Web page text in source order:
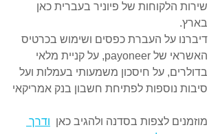
שירות הלקוחות של פיוניר בעברית כאן
בארץ.
דיברנו על העברת כפסים ושימוש בכרטיס
האשראי של payoneer, על קניית מלאי
בדולרים, על חיסכון משמעותי בעמלות ועל
סיבות נוספות לפתיחת חשבון בנק אמריקאי
מוזמנים לצפות בסדנה ולהגיב כאן ודרך